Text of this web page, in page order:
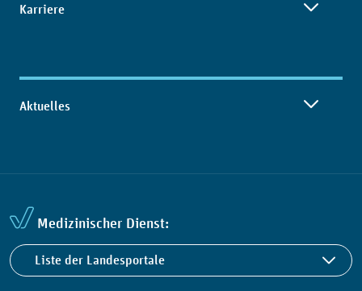
Karriere
Aktuelles
Medizinischer Dienst:
Liste der Landesportale